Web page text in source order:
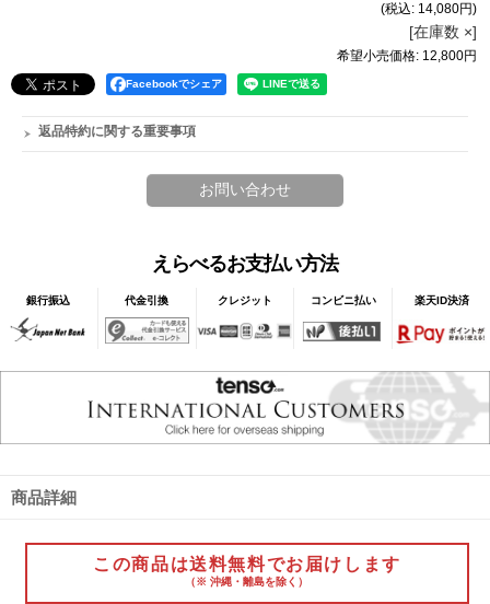
(税込: 14,080円)
[在庫数 ×]
希望小売価格: 12,800円
Facebookでシェア
返品特約に関する重要事項
えらべるお支払い方法
銀行振込 代金引換 クレジット コンビニ払い 楽天ID決済
商品詳細
この商品は送料無料でお届けします
（※ 沖縄・離島を除く）